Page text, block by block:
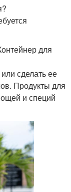
для
сделать ее
Продукты для
и специй